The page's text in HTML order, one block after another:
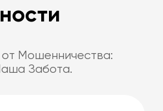
Мошенничества:
Забота.